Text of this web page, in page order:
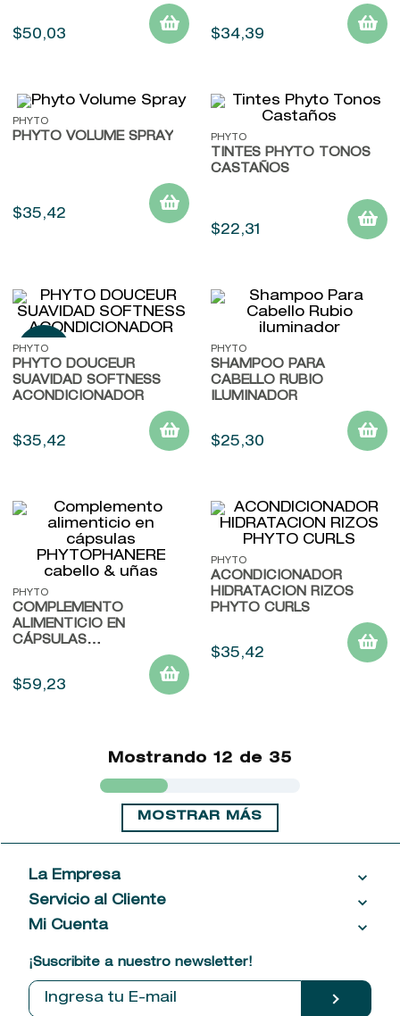
$50,03 $34,39
PHYTO
PHYTO VOLUME SPRAY
$35,42
PHYTO
TINTES PHYTO TONOS
CASTAÑOS
$22,31
PHYTO
PHYTO DOUCEUR
SUAVIDAD SOFTNESS
ACONDICIONADOR
$35,42
PHYTO
SHAMPOO PARA
CABELLO RUBIO
ILUMINADOR
$25,30
PHYTO
COMPLEMENTO
ALIMENTICIO EN
CÁPSULAS
$59,23
PHYTO
ACONDICIONADOR
HIDRATACION RIZOS
PHYTO CURLS
$35,42
Mostrando 12 de 35
MOSTRAR MÁS
La Empresa
Acerca de las Fragancias
Ventas al por mayor
Política de entrega
Tiendas
Servicio al Cliente
Contáctanos
Comprobantes electrónicos
Mi Cuenta
¡Suscribite a nuestro newsletter!